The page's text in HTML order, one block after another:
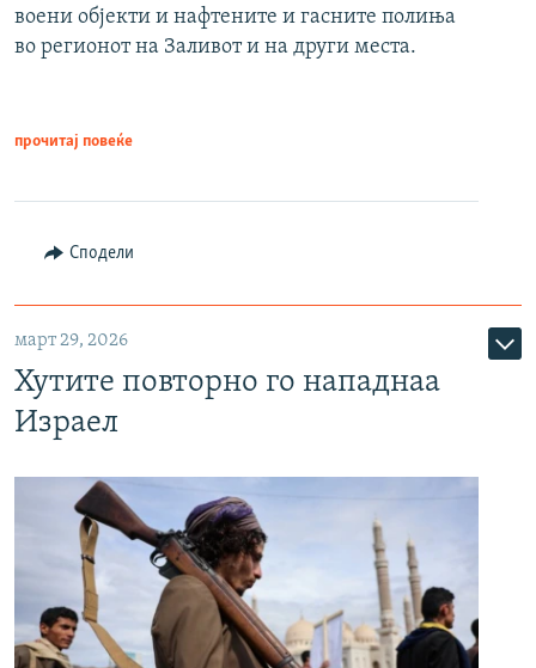
воени објекти и нафтените и гасните полиња
во регионот на Заливот и на други места.
прочитај повеќе
Сподели
март 29, 2026
Хутите повторно го нападнаа
Израел